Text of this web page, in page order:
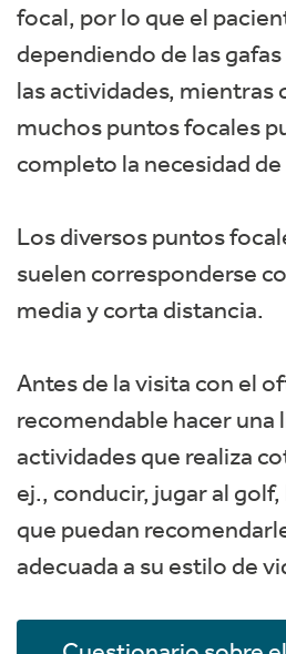
focal, por lo que el
dependiendo de las
las actividades, mientras
muchos puntos focales
completo la necesidad de
Los diversos puntos
suelen corresponderse
media y corta distancia.
Antes de la visita con el
recomendable hacer una
actividades que realiza
ej., conducir, jugar al
que puedan
adecuada a su estilo de